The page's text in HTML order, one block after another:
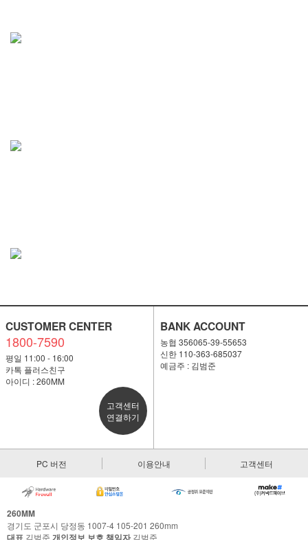
CUSTOMER CENTER
1800-7590
평일 11:00 - 16:00
카톡 플러스친구
아이디 : 260MM
고객센터
연결하기
BANK ACCOUNT
농협 356065-39-55653
신한 110-363-685037
예금주 : 김범준
PC 버전 이용안내 고객센터
260MM
경기도 군포시 당정동 1007-4 105-201 260mm
대표 김범준 개인정보 보호 책임자김범준